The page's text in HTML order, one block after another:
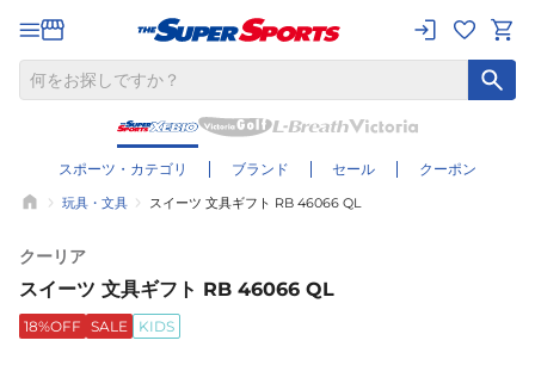
スポーツ・カテゴリ ブランド セール クーポン
玩具・文具 スイーツ 文具ギフト RB 46066 QL
クーリア
スイーツ 文具ギフト RB 46066 QL
18%OFF SALE KIDS